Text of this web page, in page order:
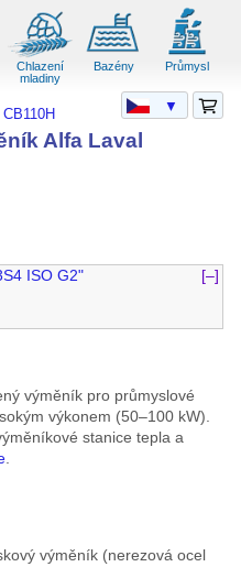
Chlazení
mladiny
Bazény Průmysl
CB110H
Alfa Laval
ISO G2"
[–]
výměník pro průmyslové
výkonem (50–100 kW).
stanice tepla a
.
výměník (nerezová ocel
▼